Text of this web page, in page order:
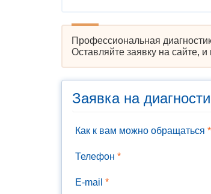
Профессиональная
Оставляйте заявку на сайте,
Заявка на
Как к вам можно обращаться *
Телефон *
E-mail *